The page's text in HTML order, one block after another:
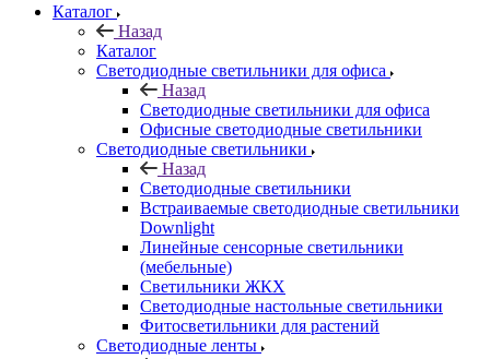
Каталог
Назад
Каталог
Светодиодные светильники для офиса
Назад
Светодиодные светильники для офиса
Офисные светодиодные светильники
Светодиодные светильники
Назад
Светодиодные светильники
Встраиваемые светодиодные светильники
Downlight
Линейные сенсорные светильники
(мебельные)
Светильники ЖКХ
Светодиодные настольные светильники
Фитосветильники для растений
Светодиодные ленты